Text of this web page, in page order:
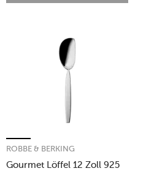
Gourmet Löffel 12 Zoll 925
ROBBE & BERKING